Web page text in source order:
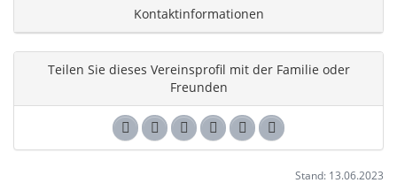
Kontaktinformationen
Teilen Sie dieses Vereinsprofil mit der Familie oder
Freunden
Stand: 13.06.2023